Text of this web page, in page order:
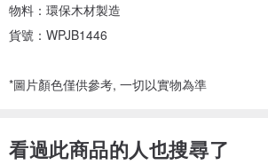
物料：環保木材製造
貨號：WPJB1446
*圖片顏色僅供參考, 一切以實物為準
看過此商品的人也搜尋了